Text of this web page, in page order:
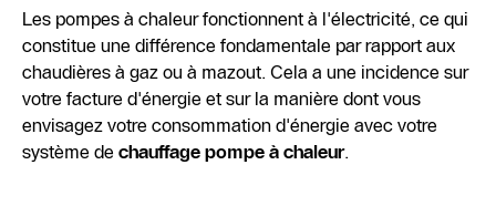
Les pompes à chaleur fonctionnent à l'électricité, ce qui
constitue une différence fondamentale par rapport aux
chaudières à gaz ou à mazout. Cela a une incidence sur
votre facture d'énergie et sur la manière dont vous
envisagez votre consommation d'énergie avec votre
système de chauffage pompe à chaleur.